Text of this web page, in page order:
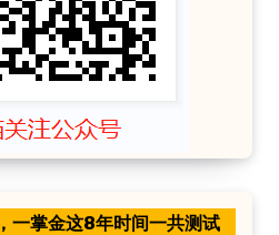
掌金这8年时间一共测试